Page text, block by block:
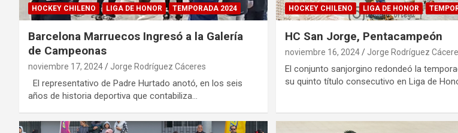
HOCKEY CHILENO LIGA DE HONOR TEMPORADA 2024
Barcelona Marruecos Ingresó a la Galería
de Campeonas
noviembre 17, 2024 Jorge Rodríguez Cáceres
El representativo de Padre Hurtado anotó, en los seis
años de historia deportiva que contabiliza…
HOCKEY CHILENO LIGA DE HONOR
HC San Jorge, Pentacampeón
noviembre 16, 2024 Jorge Rodríguez
El conjunto sanjorgino redondeó la
su quinto título consecutivo en Liga de